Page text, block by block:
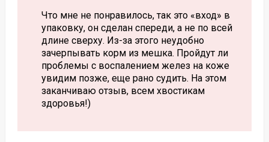
Что мне не понравилось, так это «вход» в
упаковку, он сделан спереди, а не по всей
длине сверху. Из-за этого неудобно
зачерпывать корм из мешка. Пройдут ли
проблемы с воспалением желез на коже
увидим позже, еще рано судить. На этом
заканчиваю отзыв, всем хвостикам
здоровья!)